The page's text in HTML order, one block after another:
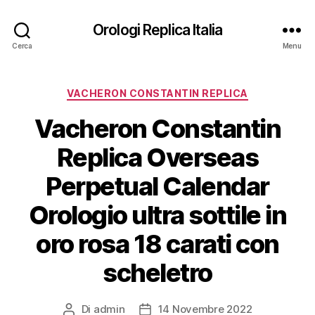
Cerca
Orologi Replica Italia
Menu
Categorie
VACHERON CONSTANTIN REPLICA
Vacheron Constantin
Replica Overseas
Perpetual Calendar
Orologio ultra sottile in
oro rosa 18 carati con
scheletro
Autore
Di admin
Data14 Novembre 2022